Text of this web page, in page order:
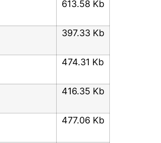
613.58 Kb
397.33 Kb
474.31 Kb
416.35 Kb
477.06 Kb